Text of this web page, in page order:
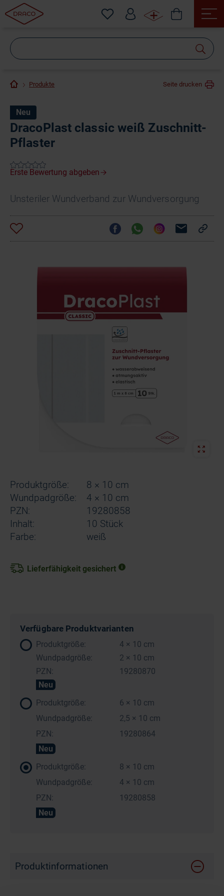
Produkte Seite drucken
Neu
DracoPlast classic weiß Zuschnitt-
Pflaster
Unsteriler Wundverband zur Wundversorgung
Produktgröße:
8 × 10 cm
Wundpadgröße:
4 × 10 cm
PZN:
19280858
Inhalt:
10 Stück
Farbe:
weiß
Lieferfähigkeit gesichert
Verfügbare Produktvarianten
Produktgröße:
4 × 10 cm
Wundpadgröße:
2 × 10 cm
PZN:
19280870
Neu
Produktgröße:
6 × 10 cm
Wundpadgröße:
2,5 × 10 cm
PZN:
19280864
Neu
Produktgröße:
8 × 10 cm
Wundpadgröße:
4 × 10 cm
PZN:
19280858
Neu
Produktinformationen
suchen